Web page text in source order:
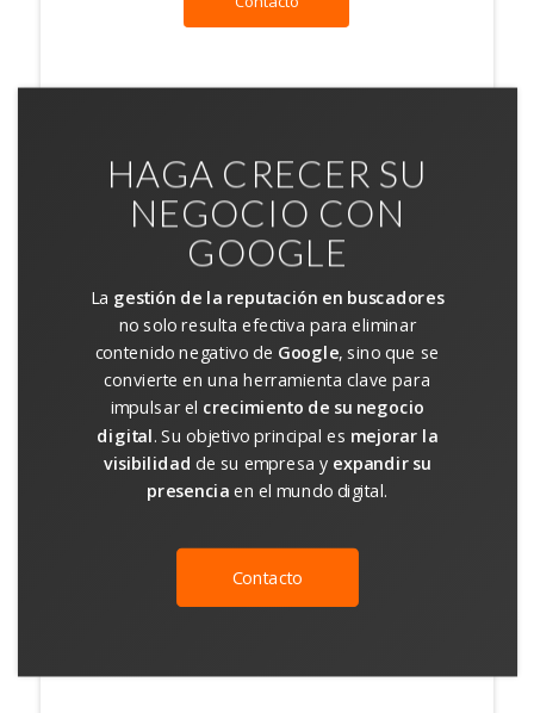
HAGA CRECER SU
NEGOCIO CON
GOOGLE
La gestión de la reputación en buscadores
no solo resulta efectiva para eliminar
contenido negativo de Google, sino que se
convierte en una herramienta clave para
impulsar el crecimiento de su negocio
digital. Su objetivo principal es mejorar la
visibilidad de su empresa y expandir su
presencia en el mundo digital.
Contacto